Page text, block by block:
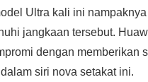
Ultra kali ini
jangkaan tersebut.
dengan memberikan
siri nova setakat ini.